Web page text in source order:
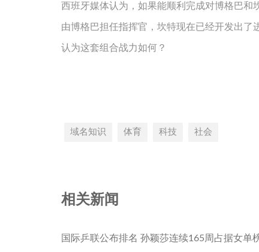
西班牙媒体认为，如果能顺利完成对博格巴和
由博格巴担任指挥官，坎特现在已经开发出
认为这套组合战力如何？
域名知识 体育 科技 社会
相关新闻
国际乒联公布排名 孙颖莎连续165周占据女单